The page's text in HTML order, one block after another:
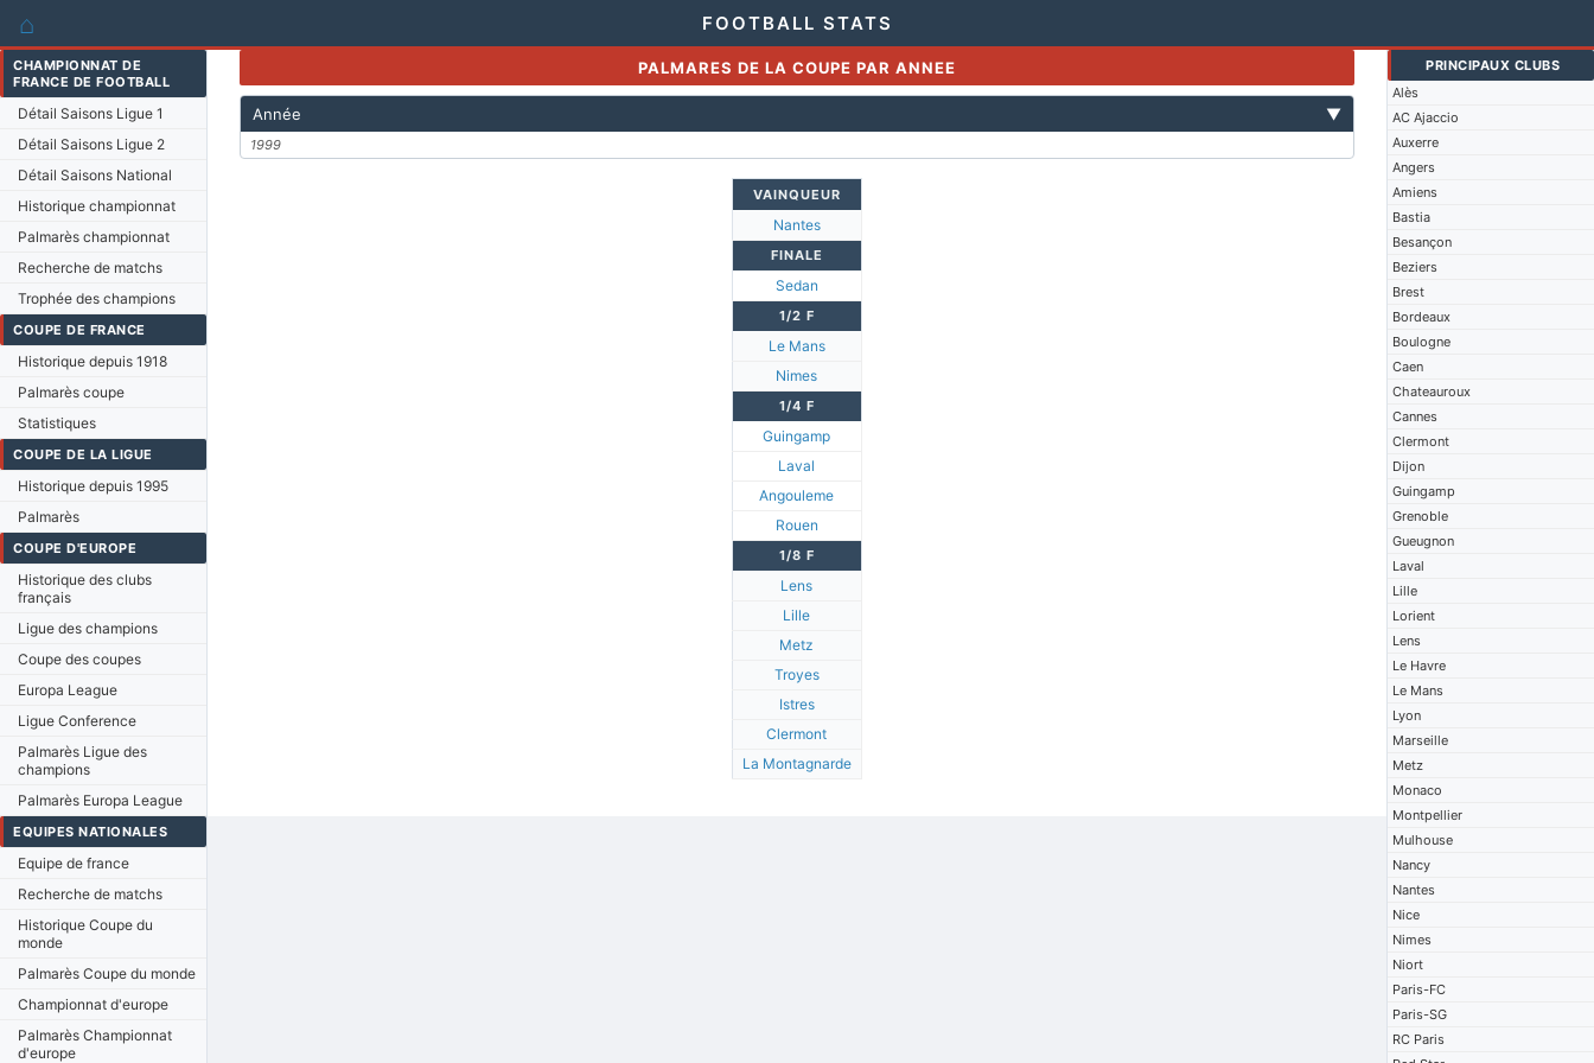
⌂ FOOTBALL STATS
CHAMPIONNAT DE
FRANCE DE FOOTBALL
Détail Saisons Ligue 1
Détail Saisons Ligue 2
Détail Saisons National
Historique championnat
Palmarès championnat
Recherche de matchs
Trophée des champions
COUPE DE FRANCE
Historique depuis 1918
Palmarès coupe
Statistiques
COUPE DE LA LIGUE
Historique depuis 1995
Palmarès
COUPE D'EUROPE
Historique des clubs
français
Ligue des champions
Coupe des coupes
Europa League
Ligue Conference
Palmarès Ligue des
champions
Palmarès Europa League
EQUIPES NATIONALES
Equipe de france
Recherche de matchs
Historique Coupe du
monde
Palmarès Coupe du monde
Championnat d'europe
Palmarès Championnat
d'europe
PRINCIPAUX CLUBS
Alès
AC Ajaccio
Auxerre
Angers
Amiens
Bastia
Besançon
Beziers
Brest
Bordeaux
Boulogne
Caen
Chateauroux
Cannes
Clermont
Dijon
Guingamp
Grenoble
Gueugnon
Laval
Lille
Lorient
Lens
Le Havre
Le Mans
Lyon
Marseille
Metz
Monaco
Montpellier
Mulhouse
Nancy
Nantes
Nice
Nimes
Niort
Paris-FC
Paris-SG
RC Paris
PALMARES DE LA COUPE PAR ANNEE
Année ▼
1999
VAINQUEUR
Nantes
FINALE
Sedan
1/2 F
Le Mans
Nimes
1/4 F
Guingamp
Laval
Angouleme
Rouen
1/8 F
Lens
Lille
Metz
Troyes
Istres
Clermont
La Montagnarde